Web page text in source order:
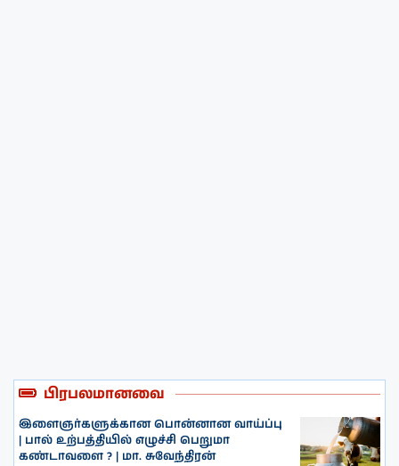
பிரபலமானவை
இளைஞர்களுக்கான பொன்னான வாய்ப்பு
| பால் உற்பத்தியில் எழுச்சி பெறுமா
கண்டாவளை ? | மா. சுவேந்திரன்